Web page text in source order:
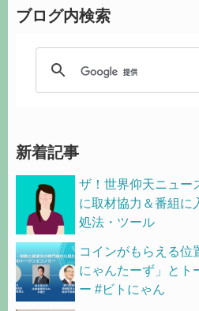
ブログ内検索
新着記事
ザ！世界仰天ニュー
に取材協力＆番組に
処法・ツール
コインがもらえる位
にゃんたーず」とト
ー #ビトにゃん